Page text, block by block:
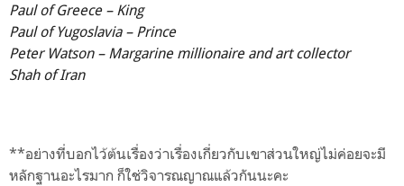
Paul of Greece – King
Paul of Yugoslavia – Prince
Peter Watson – Margarine millionaire and art collector
Shah of Iran
**อย่างที่บอกไว้ต้นเรื่องว่าเรื่องเกี่ยวกับเขาส่วนใหญ่ไม่ค่อยจะมี
หลักฐานอะไรมาก ก็ใช่วิจารณญาณแล้วกันนะคะ